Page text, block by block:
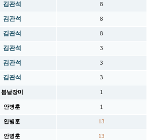
김관석 8
김관석 8
김관석 8
김관석 3
김관석 3
김관석 3
봄날장미 1
안병훈 1
안병훈 13
안병훈 13